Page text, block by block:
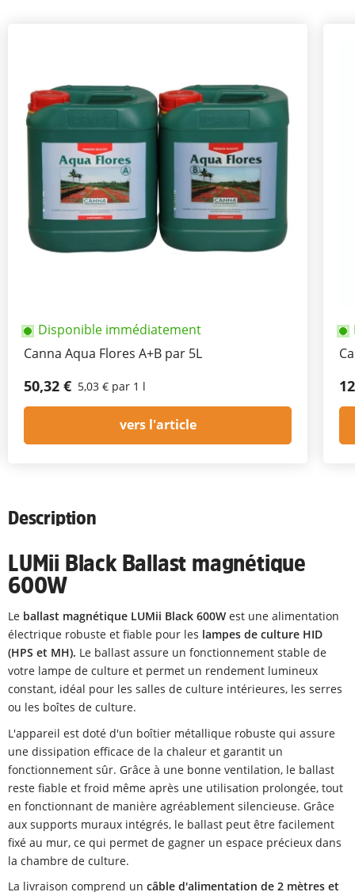
Disponible immédiatement
Canna Aqua Flores A+B par 5L
50,32 € 5,03 € par 1 l
vers l'article
Description
LUMii Black Ballast magnétique
600W
Le ballast magnétique LUMii Black 600W est une alimentation
électrique robuste et fiable pour les lampes de culture HID
(HPS et MH). Le ballast assure un fonctionnement stable de
votre lampe de culture et permet un rendement lumineux
constant, idéal pour les salles de culture intérieures, les serres
ou les boîtes de culture.
L'appareil est doté d'un boîtier métallique robuste qui assure
une dissipation efficace de la chaleur et garantit un
fonctionnement sûr. Grâce à une bonne ventilation, le ballast
reste fiable et froid même après une utilisation prolongée, tout
en fonctionnant de manière agréablement silencieuse. Grâce
aux supports muraux intégrés, le ballast peut être facilement
fixé au mur, ce qui permet de gagner un espace précieux dans
la chambre de culture.
La livraison comprend un câble d'alimentation de 2 mètres et